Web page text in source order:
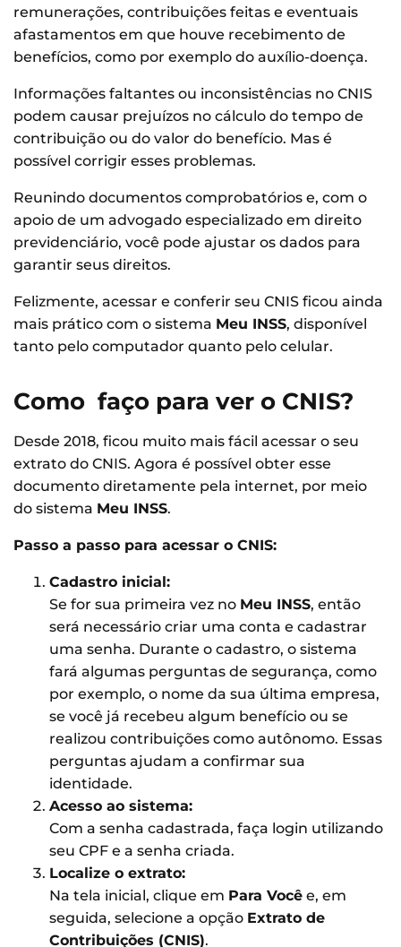
remunerações, contribuições feitas e eventuais
afastamentos em que houve recebimento de
benefícios, como por exemplo do auxílio-doença.
Informações faltantes ou inconsistências no CNIS
podem causar prejuízos no cálculo do tempo de
contribuição ou do valor do benefício. Mas é
possível corrigir esses problemas.
Reunindo documentos comprobatórios e, com o
apoio de um advogado especializado em direito
previdenciário, você pode ajustar os dados para
garantir seus direitos.
Felizmente, acessar e conferir seu CNIS ficou ainda
mais prático com o sistema Meu INSS, disponível
tanto pelo computador quanto pelo celular.
Como faço para ver o CNIS?
Desde 2018, ficou muito mais fácil acessar o seu
extrato do CNIS. Agora é possível obter esse
documento diretamente pela internet, por meio
do sistema Meu INSS.
Passo a passo para acessar o CNIS:
Cadastro inicial:
Se for sua primeira vez no Meu INSS, então
será necessário criar uma conta e cadastrar
uma senha. Durante o cadastro, o sistema
fará algumas perguntas de segurança, como
por exemplo, o nome da sua última empresa,
se você já recebeu algum benefício ou se
realizou contribuições como autônomo. Essas
perguntas ajudam a confirmar sua
identidade.
Acesso ao sistema:
Com a senha cadastrada, faça login utilizando
seu CPF e a senha criada.
Localize o extrato:
Na tela inicial, clique em Para Você e, em
seguida, selecione a opção Extrato de
Contribuições (CNIS).